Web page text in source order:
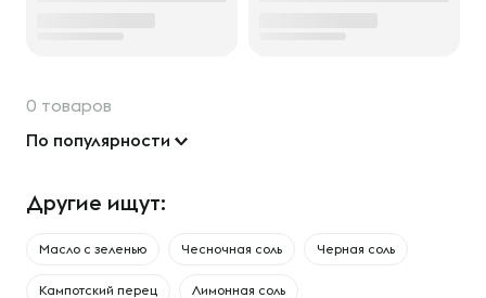
0 товаров
По популярности
Другие ищут:
Масло с зеленью Чесночная соль Черная соль
Кампотский перец Лимонная соль